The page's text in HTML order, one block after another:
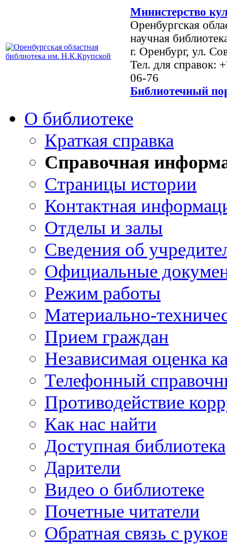
Министерство
Оренбургская
научная
г. Оренбург, ул.
Тел. для справок:
06-76
Библиотечный
О библиотеке
Краткая справка
Справочная
Страницы истории
Контактная
Отделы и залы
Сведения об
Официальные
Режим работы
Материально-
Прием граждан
Независимая оценка
Телефонный
Противодействие
Как нас найти
Доступная библиотека
Дарители
Видео о библиотеке
Почетные читатели
Обратная связь с